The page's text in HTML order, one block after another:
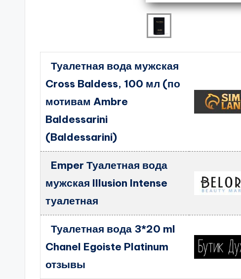
Туалетная вода мужская
Cross Baldess, 100 мл (по
мотивам Ambre
Baldessarini
(Baldessarini)
Emper Туалетная вода
мужская Illusion Intense
туалетная
Туалетная вода 3*20 ml
Chanel Egoiste Platinum
отзывы